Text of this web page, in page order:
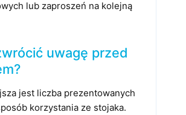
lub zaproszeń na kolejną
uwagę przed
jest liczba prezentowanych
korzystania ze stojaka.